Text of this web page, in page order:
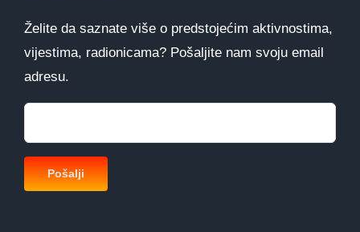
Želite da saznate više o predstojećim aktivnostima,
vijestima, radionicama? Pošaljite nam svoju email
adresu.